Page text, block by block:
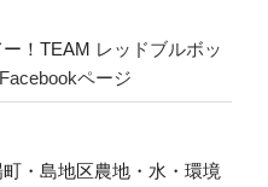
！TEAM レッドブルボッ
ページ
・島地区農地・水・環境